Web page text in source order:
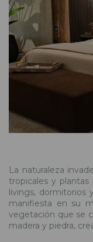
La naturaleza
tropicales y
livings, dormitorios
manifiesta en su
vegetación que se
madera y piedra,